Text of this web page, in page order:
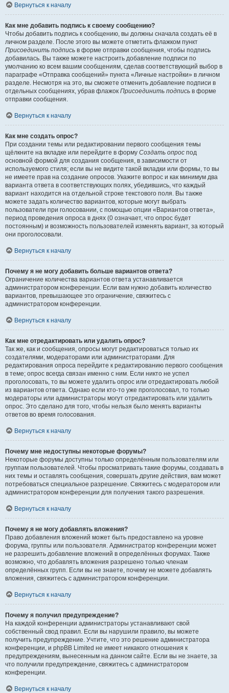
Вернуться к началу
Как мне добавить подпись к своему сообщению?
Чтобы добавить подпись к сообщению, вы должны сначала создать её в
личном разделе. После этого вы можете отметить флажком пункт
Присоединить подпись в форме отправки сообщения, чтобы подпись
добавилась. Вы также можете настроить добавление подписи по
умолчанию ко всем вашим сообщениям, сделав соответствующий выбор в
параграфе «Отправка сообщений» пункта «Личные настройки» в личном
разделе. Несмотря на это, вы сможете отменить добавление подписи в
отдельных сообщениях, убрав флажок Присоединить подпись в форме
отправки сообщения.
Вернуться к началу
Как мне создать опрос?
При создании темы или редактировании первого сообщения темы
щёлкните на вкладке или перейдите в форму Создать опрос под
основной формой для создания сообщения, в зависимости от
используемого стиля; если вы не видите такой вкладки или формы, то вы
не имеете прав на создание опросов. Укажите вопрос и как минимум два
варианта ответа в соответствующих полях, убедившись, что каждый
вариант находится на отдельной строке текстового поля. Вы также
можете задать количество вариантов, которые могут выбрать
пользователи при голосовании, с помощью опции «Вариантов ответа»,
период проведения опроса в днях (0 означает, что опрос будет
постоянным) и возможность пользователей изменять вариант, за который
они проголосовали.
Вернуться к началу
Почему я не могу добавить больше вариантов ответа?
Ограничение количества вариантов ответа устанавливается
администратором конференции. Если вам нужно добавить количество
вариантов, превышающее это ограничение, свяжитесь с
администратором конференции.
Вернуться к началу
Как мне отредактировать или удалить опрос?
Так же, как и сообщения, опросы могут редактироваться только их
создателями, модераторами или администраторами. Для
редактирования опроса перейдите к редактированию первого сообщения
в теме; опрос всегда связан именно с ним. Если никто не успел
проголосовать, то вы можете удалить опрос или отредактировать любой
из вариантов ответа. Однако если кто-то уже проголосовал, то только
модераторы или администраторы могут отредактировать или удалить
опрос. Это сделано для того, чтобы нельзя было менять варианты
ответов во время голосования.
Вернуться к началу
Почему мне недоступны некоторые форумы?
Некоторые форумы доступны только определённым пользователям или
группам пользователей. Чтобы просматривать такие форумы, создавать в
них темы и оставлять сообщения, совершать другие действия, вам может
потребоваться специальное разрешение. Свяжитесь с модератором или
администратором конференции для получения такого разрешения.
Вернуться к началу
Почему я не могу добавлять вложения?
Право добавления вложений может быть предоставлено на уровне
форума, группы или пользователя. Администратор конференции может
не разрешить добавление вложений в определённых форумах. Также
возможно, что добавлять вложения разрешено только членам
определённых групп. Если вы не знаете, почему не можете добавлять
вложения, свяжитесь с администратором конференции.
Вернуться к началу
Почему я получил предупреждение?
На каждой конференции администраторы устанавливают свой
собственный свод правил. Если вы нарушили правило, вы можете
получить предупреждение. Учтите, что это решение администратора
конференции, и phpBB Limited не имеет никакого отношения к
предупреждениям, вынесенным на данном сайте. Если вы не знаете, за
что получили предупреждение, свяжитесь с администратором
конференции.
Вернуться к началу